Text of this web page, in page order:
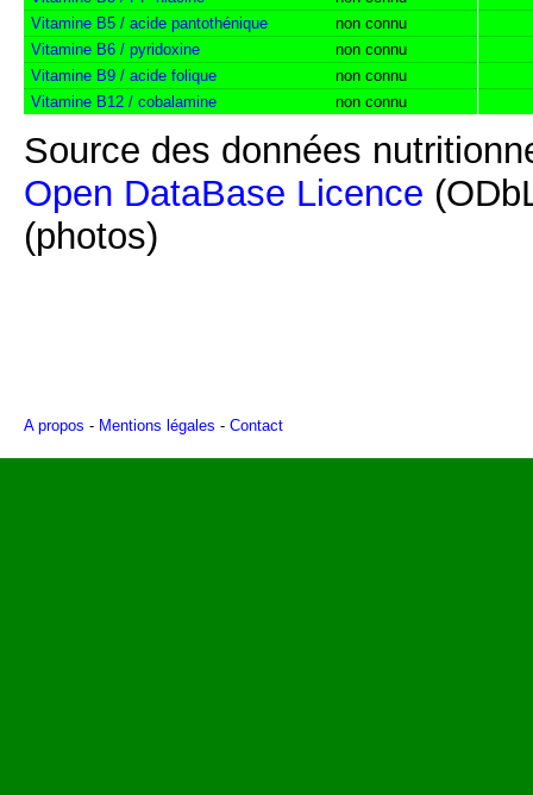
Vitamine B5 / acide pantothénique
non connu
Vitamine B6 / pyridoxine
non connu
Vitamine B9 / acide folique
non connu
Vitamine B12 / cobalamine
non connu
Source des données
Open DataBase Licence
(photos)
A propos - Mentions légales - Contact